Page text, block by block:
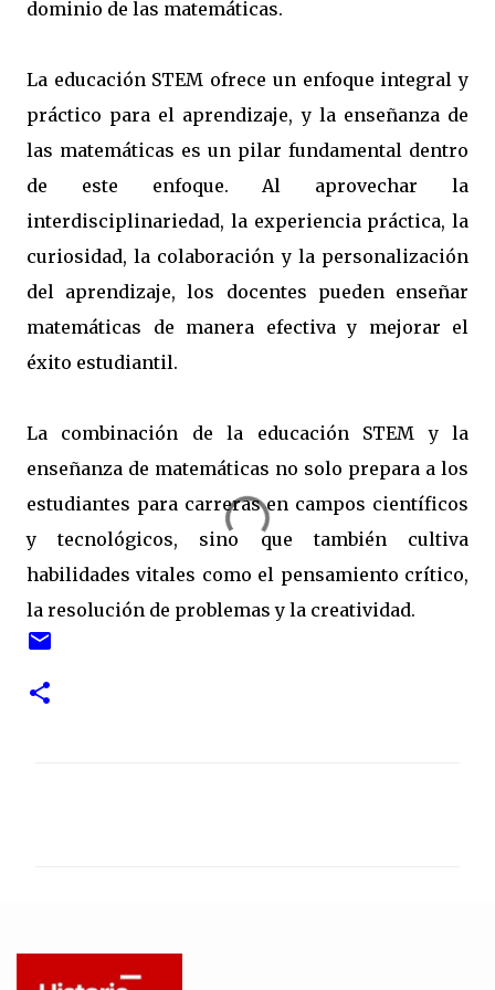
dominio de las matemáticas.
La educación STEM ofrece un enfoque integral y
práctico para el aprendizaje, y la enseñanza de
las matemáticas es un pilar fundamental dentro
de este enfoque. Al aprovechar la
interdisciplinariedad, la experiencia práctica, la
curiosidad, la colaboración y la personalización
del aprendizaje, los docentes pueden enseñar
matemáticas de manera efectiva y mejorar el
éxito estudiantil.
La combinación de la educación STEM y la
enseñanza de matemáticas no solo prepara a los
estudiantes para carreras en campos científicos
y tecnológicos, sino que también cultiva
habilidades vitales como el pensamiento crítico,
la resolución de problemas y la creatividad.
t
a